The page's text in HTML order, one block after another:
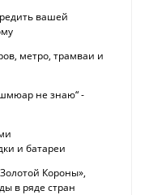
вашей
метро, трамваи и
не знаю“ -
и батареи
Короны»,
в ряде стран